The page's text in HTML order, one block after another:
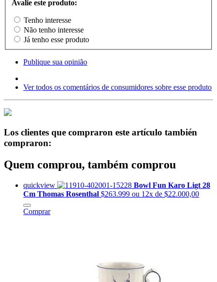
Avalie este produto:
Tenho interesse
Não tenho interesse
Já tenho esse produto
Publique sua opinião
Ver todos os comentários de consumidores sobre esse produto
Los clientes que compraron este artículo también
compraron:
Quem comprou, também comprou
quickview
Bowl Fun Karo Ligt 28
Cm Thomas Rosenthal $263.999 ou 12x de $22.000,00
Comprar